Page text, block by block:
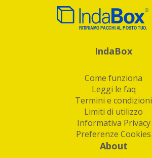
IndaBox
Come funziona
Leggi le faq
Termini e condizioni
Limiti di utilizzo
Informativa Privacy
Preferenze Cookies
About